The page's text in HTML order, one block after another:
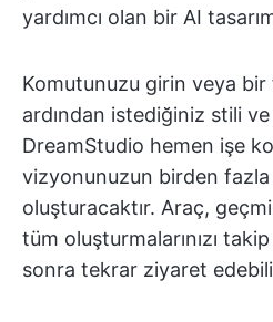
yardımcı olan bir AI
Komutunuzu girin veya
ardından istediğiniz stili
DreamStudio hemen işe
vizyonunuzun birden
oluşturacaktır. Araç,
tüm oluşturmalarınızı
sonra tekrar ziyaret